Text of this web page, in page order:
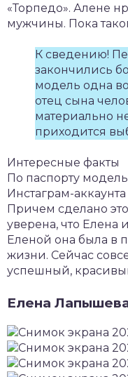
«Торпедо». Алене
мужчины. Пока
К сведению!
закончились
модель одна
отец сына
материально
приходится
Интересные факты
По паспорту
Инстаграм-
Причем сделано
уверена, что Елена
Еленой она была в
жизни. Сейчас
успешный,
Елена